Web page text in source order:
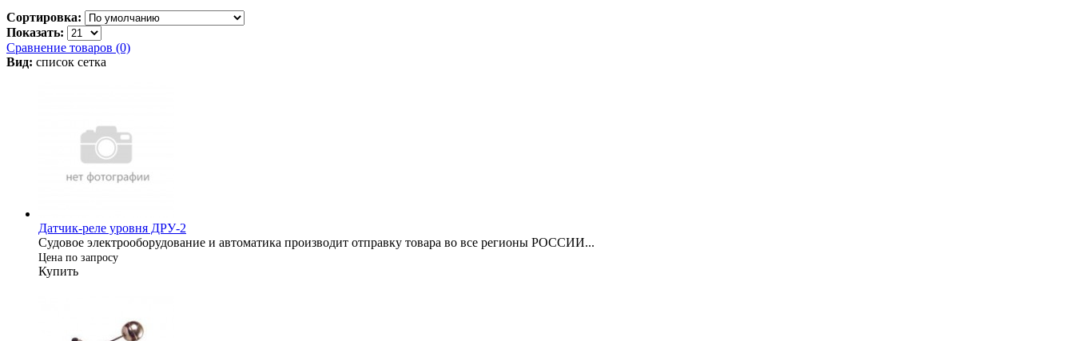
Сортировка:
Показать:
Сравнение товаров (0)
Вид: список сетка
Датчик-реле уровня ДРУ-2
Судовое электрооборудование и автоматика производит отправку товара во все регионы РОССИИ...
Цена по запросу
Купить